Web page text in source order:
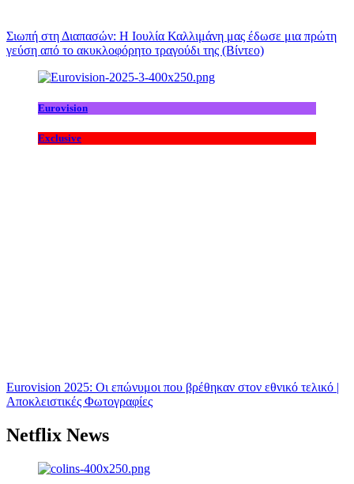
Σιωπή στη Διαπασών: Η Ιουλία Καλλιμάνη μας έδωσε μια πρώτη
γεύση από το ακυκλοφόρητο τραγούδι της (Βίντεο)
Eurovision
Exclusive
Eurovision 2025: Οι επώνυμοι που βρέθηκαν στον εθνικό τελικό |
Αποκλειστικές Φωτογραφίες
Netflix News